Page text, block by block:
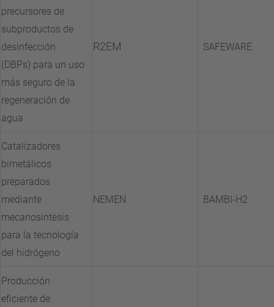
precursores de
subproductos de
desinfección
(DBPs) para un uso
más seguro de la
regeneración de
agua
R2EM SAFEWARE
Catalizadores
bimetálicos
preparados
mediante
mecanosíntesis
para la tecnología
del hidrógeno
NEMEN BAMBI-H2
Producción
eficiente de